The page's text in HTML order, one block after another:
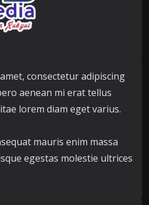
consectetur adipiscing
aenean mi erat tellus
lorem diam eget varius.
mauris enim massa
egestas molestie ultrices